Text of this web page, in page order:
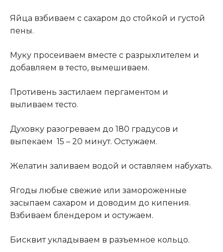
Яйца взбиваем с сахаром до стойкой и густой
пены.
Муку просеиваем вместе с разрыхлителем и
добавляем в тесто, вымешиваем.
Противень застилаем пергаментом и
выливаем тесто.
Духовку разогреваем до 180 градусов и
выпекаем 15 – 20 минут. Остужаем.
Желатин заливаем водой и оставляем набухать.
Ягоды любые свежие или замороженные
засыпаем сахаром и доводим до кипения.
Взбиваем блендером и остужаем.
Бисквит укладываем в разъемное кольцо.